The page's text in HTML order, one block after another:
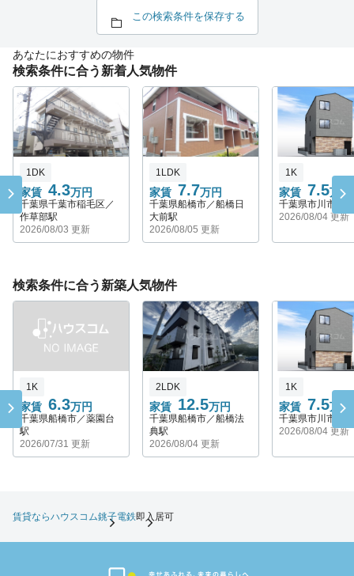
この検索条件を保存する
あなたにおすすめの物件
検索条件に合う新着人気物件
1DK
家賃 4.3万円
千葉県千葉市稲毛区／
作草部駅
2026/08/03 更新
1LDK
家賃 7.7万円
千葉県船橋市／船橋日
大前駅
2026/08/05 更新
1K
家賃 7.5万円
千葉県市川市／
2026/08/04 更新
検索条件に合う新築人気物件
1K
家賃 6.3万円
千葉県船橋市／薬園台
駅
2026/07/31 更新
2LDK
家賃 12.5万円
千葉県船橋市／船橋法
典駅
2026/08/04 更新
1K
家賃 7.5万円
千葉県市川市／
2026/08/04 更新
賃貸ならハウスコム銚子電鉄即入居可